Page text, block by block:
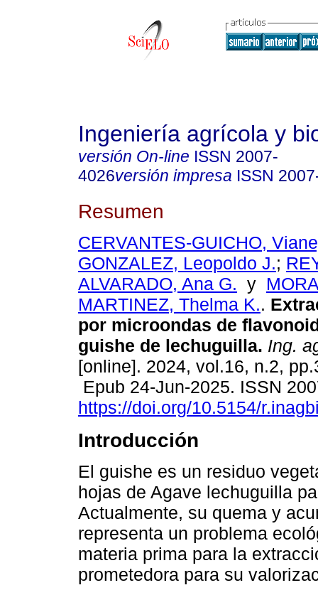
Ingeniería agrícola y
versión On-line ISSN 2007-
4026versión impresa ISSN
Resumen
CERVANTES-GUICHO,
GONZALEZ, Leopoldo J.;
ALVARADO, Ana G. y
MARTINEZ, Thelma K..
por microondas de
guishe de lechuguilla. Ing.
[online]. 2024, vol.16, n.2,
Epub 24-Jun-2025. ISSN
https://doi.org/10.5154/
Introducción
El guishe es un residuo
hojas de Agave lechuguilla
Actualmente, su quema y
representa un problema
materia prima para la
prometedora para su